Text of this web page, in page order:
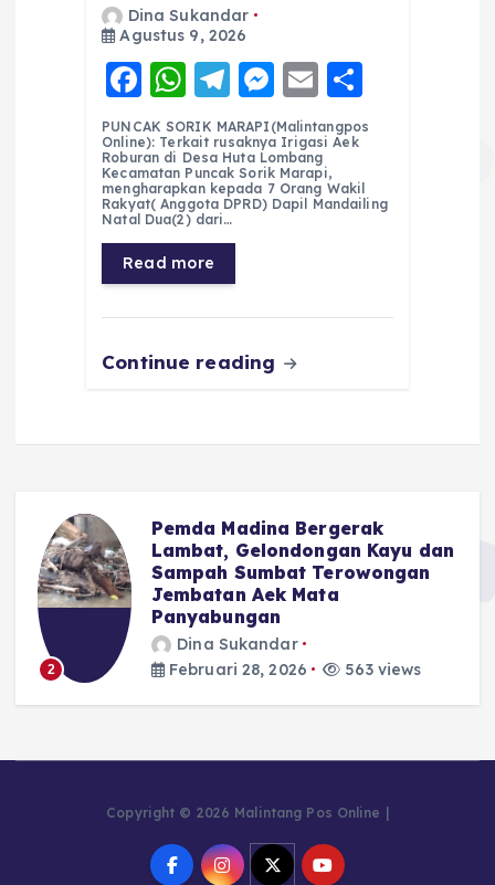
Dina Sukandar
Agustus 9, 2026
F
a
c
e
b
o
o
k
W
h
a
ts
A
p
p
T
el
e
g
r
a
m
M
e
ss
e
n
E
m
ai
l
h
re
PUNCAK SORIK MARAPI(Malintangpos
Online): Terkait rusaknya Irigasi Aek
Roburan di Desa Huta Lombang
Kecamatan Puncak Sorik Marapi,
mengharapkan kepada 7 Orang Wakil
Rakyat( Anggota DPRD) Dapil Mandailing
Natal Dua(2) dari…
Read more
Continue reading
2
Pemda Madina Bergerak
Lambat, Gelondongan Kayu dan
Sampah Sumbat Terowongan
Jembatan Aek Mata
Panyabungan
Dina Sukandar
Februari 28, 2026
563 views
Copyright © 2026 Malintang Pos Online |